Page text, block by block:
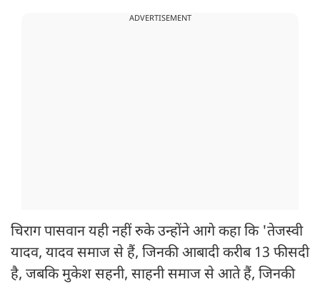
ADVERTISEMENT
चिराग पासवान यही नहीं रुके उन्होंने आगे कहा कि 'तेजस्वी
यादव, यादव समाज से हैं, जिनकी आबादी करीब 13 फीसदी
है, जबकि मुकेश सहनी, साहनी समाज से आते हैं, जिनकी